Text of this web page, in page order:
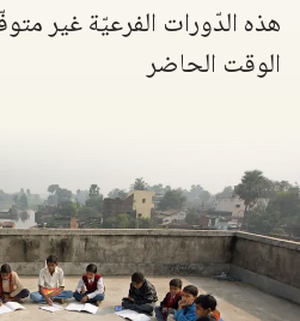
هذه الدّورات الفرعيّة غير
الوقت الحاضر